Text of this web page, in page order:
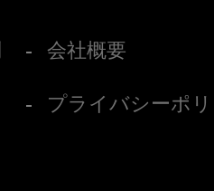
会社概要
プライバシーポ